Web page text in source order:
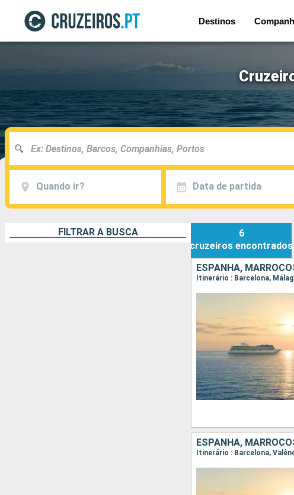
Destinos
Quando ir? Data de partida
FILTRAR A BUSCA
6
cruzeiros encontrados
ESPANHA,
Itinerário : Barcelona,
ESPANHA,